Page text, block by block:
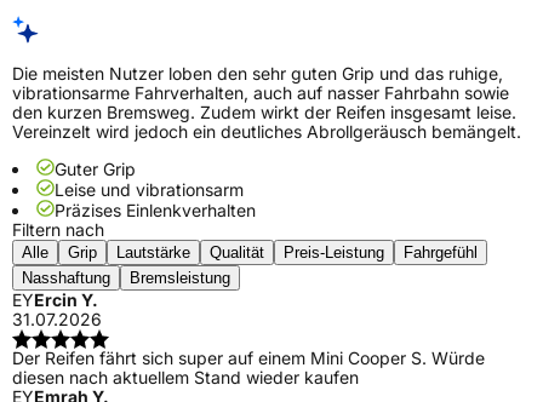
Die meisten Nutzer loben den sehr guten Grip und das ruhige,
vibrationsarme Fahrverhalten, auch auf nasser Fahrbahn sowie
den kurzen Bremsweg. Zudem wirkt der Reifen insgesamt leise.
Vereinzelt wird jedoch ein deutliches Abrollgeräusch bemängelt.
Guter Grip
Leise und vibrationsarm
Präzises Einlenkverhalten
Filtern nach
Alle Grip Lautstärke Qualität Preis-Leistung
Fahrgefühl
Nasshaftung
Bremsleistung
EYErcin Y.
31.07.2026
Der Reifen fährt sich super auf einem Mini Cooper S. Würde
diesen nach aktuellem Stand wieder kaufen
EYEmrah Y.